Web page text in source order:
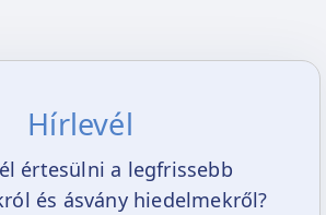
Hírlevél
értesülni a legfrissebb
és ásvány hiedelmekről?